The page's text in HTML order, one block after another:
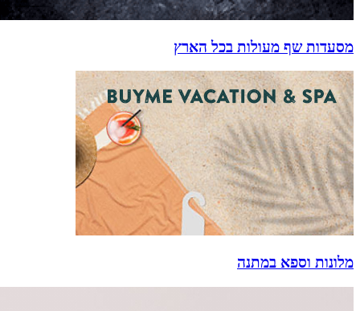
מסעדות שף מעולות בכל הארץ
מלונות וספא במתנה